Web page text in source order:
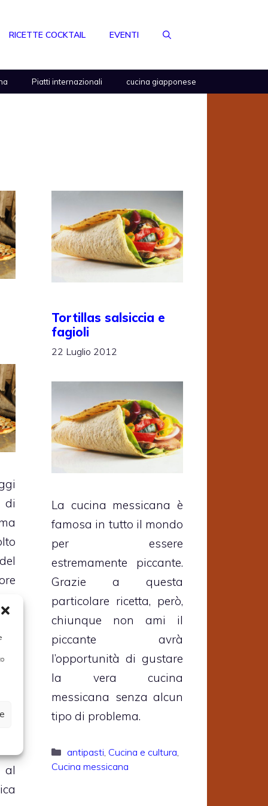
RICETTE COCKTAIL EVENTI
Piatti internazionali cucina giapponese
di
Tortillas salsiccia e
fagioli
22 Luglio 2012
La cucina messicana è
famosa in tutto il mondo
per essere
estremamente piccante.
Grazie a questa
particolare ricetta, però,
chiunque non ami il
piccante avrà
l’opportunità di gustare
la vera cucina
messicana senza alcun
tipo di problema.
Categorie
antipasti, Cucina e cultura,
Cucina messicana